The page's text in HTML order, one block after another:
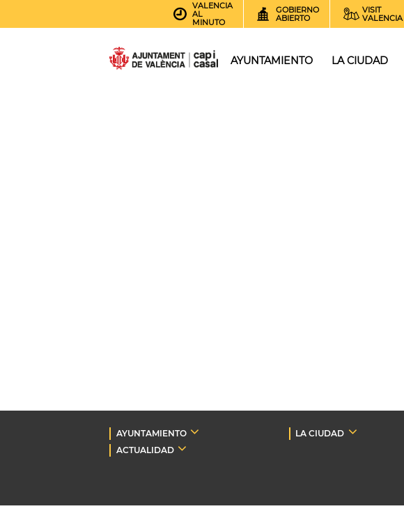
VALENCIA
AL
MINUTO
GOBIERNO
ABIERTO
VISIT
VALENCIA
AYUNTAMIENTO LA CIUDAD
AYUNTAMIENTO LA CIUDAD
ACTUALIDAD